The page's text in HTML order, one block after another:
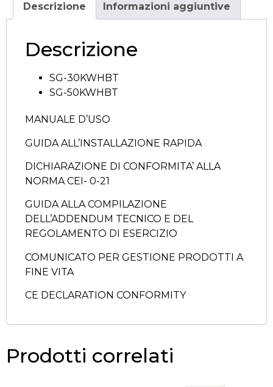
Descrizione Informazioni aggiuntive
Descrizione
SG-30KWHBT
SG-50KWHBT
MANUALE D’USO
GUIDA ALL’INSTALLAZIONE RAPIDA
DICHIARAZIONE DI CONFORMITA’ ALLA
NORMA CEI- 0-21
GUIDA ALLA COMPILAZIONE
DELL’ADDENDUM TECNICO E DEL
REGOLAMENTO DI ESERCIZIO
COMUNICATO PER GESTIONE PRODOTTI A
FINE VITA
CE DECLARATION CONFORMITY
Prodotti correlati